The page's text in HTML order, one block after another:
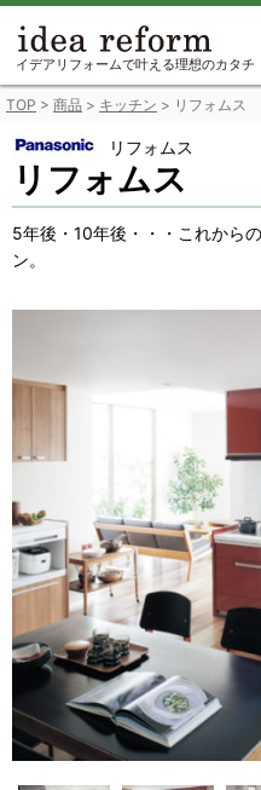
Skip
content
イデアリフォームで叶える理想のカタチ
TOP > 商品 > キッチン > リフォムス
リフォムス
リフォムス
5年後・10年後・・・これから
ン。